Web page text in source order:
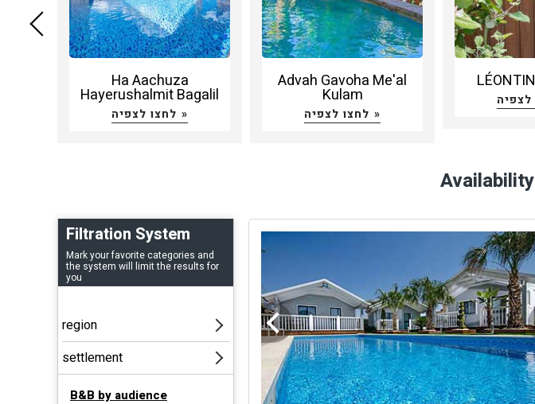
חשובים לחופשה מושלמת. בין המרכיבים הללו ניתן
מרווח (שלפעמים אף צופה אל הנוף שבחוץ), מערכת
אחרות אף מציעות שירותים נוספים, כגון בריכה
טיפולי גוף, עיסויים, ספא וכדומה. יש לציין כי
ואף מצימרים אחרים (אם יש כאלו) ולכן הן תצענה
ירוקים, ניווכח ללא ספק בכך שחופשה מסוג זה
Ha Aachuza
Hayerushalmit Bagalil
לחצו לצפיה »
Advah Gavoha Me'al
Kulam
לחצו לצפיה »
Filtration System
Mark your favorite categories and
the system will limit the results for
you
B&B by audience